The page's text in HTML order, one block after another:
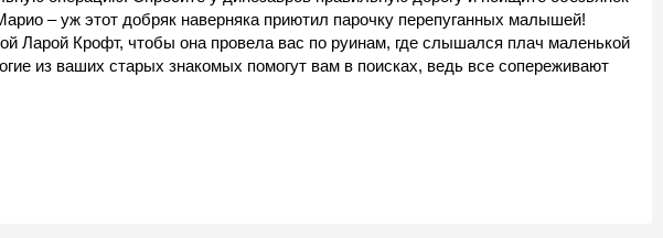
– уж этот добряк наверняка приютил парочку перепуганных малышей!
Ларой Крофт, чтобы она провела вас по руинам, где слышался плач маленькой
из ваших старых знакомых помогут вам в поисках, ведь все сопереживают